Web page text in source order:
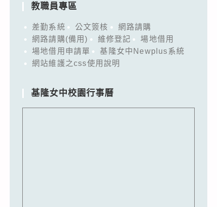
教職員專區
差勤系統 公文簽核
網路請購
網路請購(備用)
維修登記
場地借用
場地借用申請單
基隆女中Newplus系統
網站維護之css使用說明
基隆女中校園行事曆